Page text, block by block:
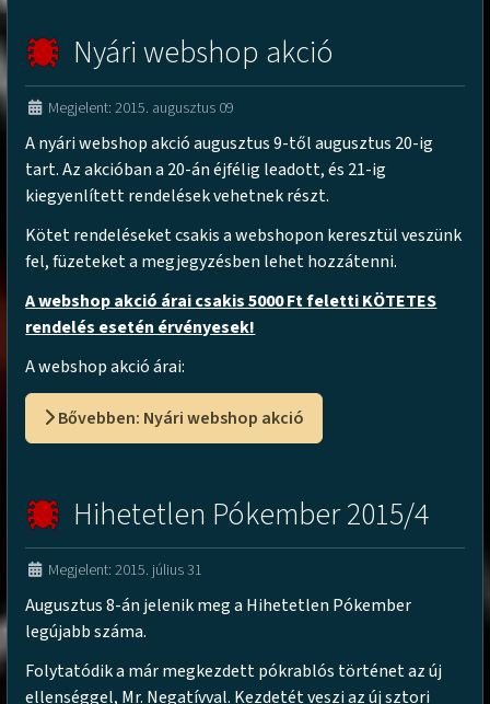
Nyári webshop akció
Megjelent: 2015. augusztus 09
A nyári webshop akció augusztus 9-től augusztus 20-ig
tart. Az akcióban a 20-án éjfélig leadott, és 21-ig
kiegyenlített rendelések vehetnek részt.
Kötet rendeléseket csakis a webshopon keresztül veszünk
fel, füzeteket a megjegyzésben lehet hozzátenni.
A webshop akció árai csakis 5000 Ft feletti KÖTETES
rendelés esetén érvényesek!
A webshop akció árai:
Bővebben: Nyári webshop akció
Hihetetlen Pókember 2015/4
Megjelent: 2015. július 31
Augusztus 8-án jelenik meg a Hihetetlen Pókember
legújabb száma.
Folytatódik a már megkezdett pókrablós történet az új
ellenséggel, Mr. Negatívval. Kezdetét veszi az új sztori